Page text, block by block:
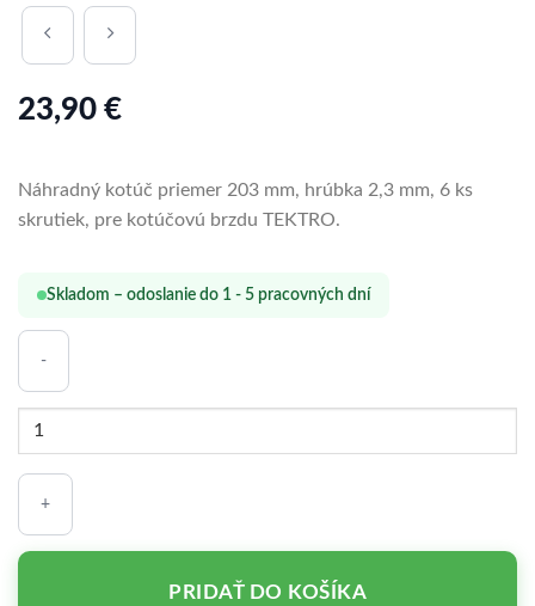
23,90 €
Náhradný kotúč priemer 203 mm, hrúbka 2,3 mm, 6 ks
skrutiek, pre kotúčovú brzdu TEKTRO.
Skladom – odoslanie do 1 - 5 pracovných dní
množstvo
TK-
TR203-
17
-
PRIDAŤ DO KOŠÍKA